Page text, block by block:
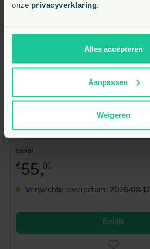
onze privacyverklaring.
Alles accepteren
Aanpassen
Weigeren
vanaf
€ 55,80
Verwachte leverdatum: 2026-08-12
Bekijk